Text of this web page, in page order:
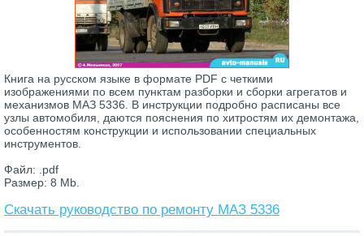
Книга на русском языке в формате PDF с четкими
изображениями по всем пунктам разборки и сборки агрегатов и
механизмов МАЗ 5336. В инструкции подробно расписаны все
узлы автомобиля, даются пояснения по хитростям их демонтажа,
особенностям конструкции и использовании специальных
инструментов.
Файл: .pdf
Размер: 8 Mb.
Скачать руководство по ремонту МАЗ 5336